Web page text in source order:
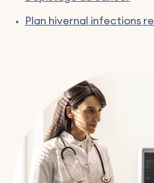
Plan hivernal infections